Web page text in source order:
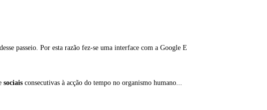
passeio. Por esta razão fez-se uma interface com a Google E
sociaisconsecutivas à acção do tempo no organismo humano...